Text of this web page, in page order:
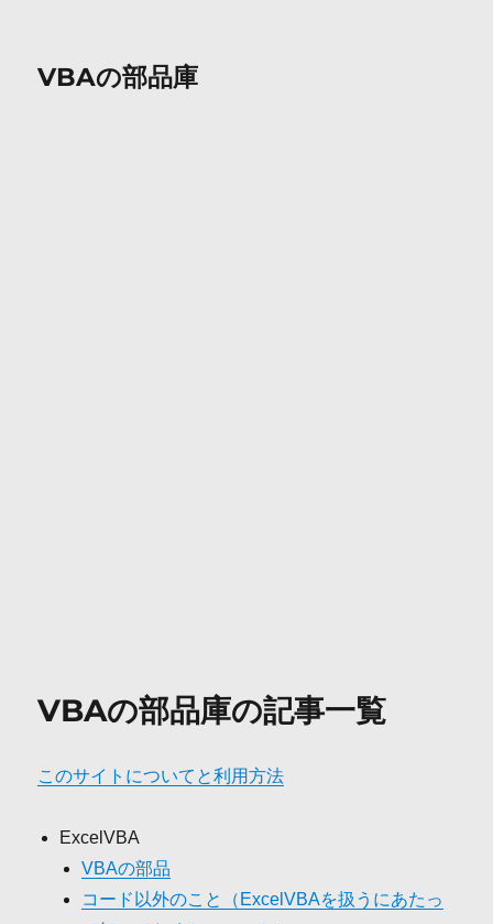
VBAの部品庫
VBAの部品庫の記事一覧
このサイトについてと利用方法
ExcelVBA
VBAの部品
コード以外のこと（ExcelVBAを扱うにあたっ